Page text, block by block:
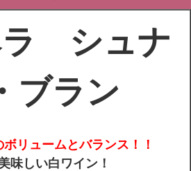
ご注文方法
日・お届け日
配送・送料
お支払
ラ シュナ
ブラン
リュームとバランス！！
味しい白ワイン！